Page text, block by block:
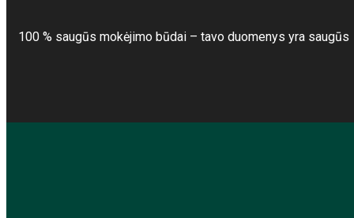
100 % saugūs mokėjimo būdai – tavo duomenys yra saugūs